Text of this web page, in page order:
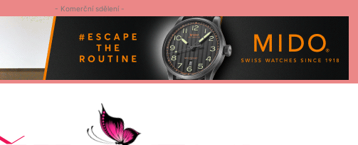
- Komerční sdělení -